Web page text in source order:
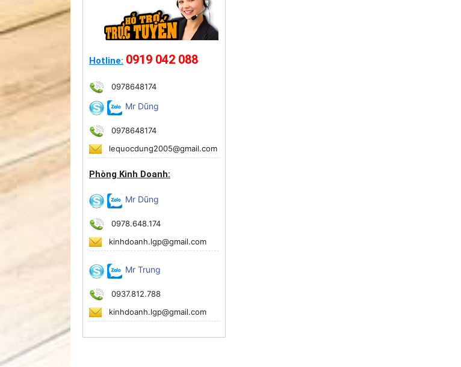
Hotline: 0919 042 088
0978648174
Mr Dũng
0978648174
lequocdung2005@gmail.com
Phòng Kinh Doanh:
Mr Dũng
0978.648.174
kinhdoanh.lgp@gmail.com
Mr Trung
0937.812.788
kinhdoanh.lgp@gmail.com